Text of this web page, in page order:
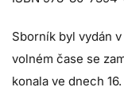
Sborník byl vydán
volném čase se
konala ve dnech